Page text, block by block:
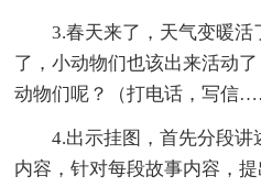
3.春天来了，天气变暖
了，小动物们也该出来活动
动物们呢？（打电话，写信
4.出示挂图，首先分段
内容，针对每段故事内容，